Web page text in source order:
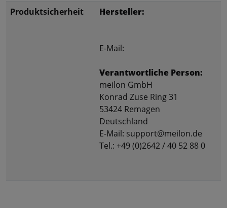
Produktsicherheit
Hersteller:
E-Mail:
Verantwortliche Person:
meilon GmbH
Konrad Zuse Ring 31
53424 Remagen
Deutschland
E-Mail: support@meilon.de
Tel.: +49 (0)2642 / 40 52 88 0